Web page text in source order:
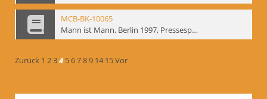
MCB-BK-10065
Mann ist Mann, Berlin 1997, Pressespiegel - interne Signatur: BM-prt-262-13
Zurück 1 234 56789 14 15Vor